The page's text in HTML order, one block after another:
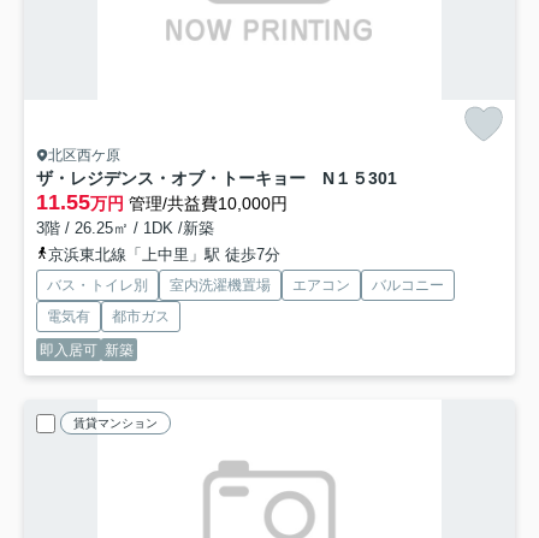
北区西ケ原
ザ・レジデンス・オブ・トーキョー N１５301
11.55万円 管理/共益費10,000円
3階 / 26.25㎡ / 1DK /新築
京浜東北線「上中里」駅 徒歩7分
バス・トイレ別 室内洗濯機置場 エアコン
バルコニー
電気有
都市ガス
即入居可 新築
賃貸マンション